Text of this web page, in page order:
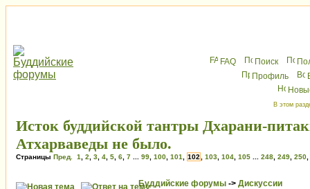
FAQ Поиск
Профиль
В этом
Исток буддийской тантры Дхарани-
Атхарваведы не было.
Страницы Пред. 1 2 3 4 5 6 7 99 100 101 102 103 104 105 248 249 250
Буддийские форумы -> Дискуссии